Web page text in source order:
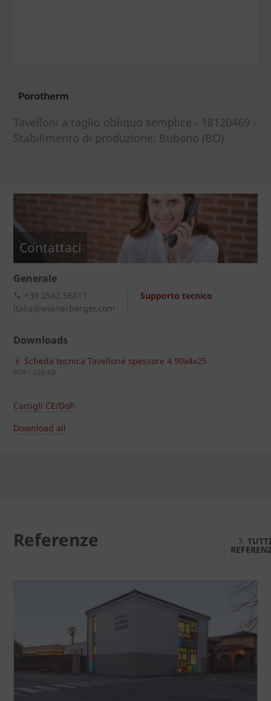
Tavelloni a taglio obliquo semplice - 18120469 -
Stabilimento di produzione: Bubano (BO)
Contattaci
Generale
Supporto tecnico
+39 0542 56811
italia@wienerberger.com
Downloads
Scheda tecnica Tavellone spessore 4 90x4x25
PDF - 228 KB
Cartigli CE/DoP
Download all
Referenze TUTTI